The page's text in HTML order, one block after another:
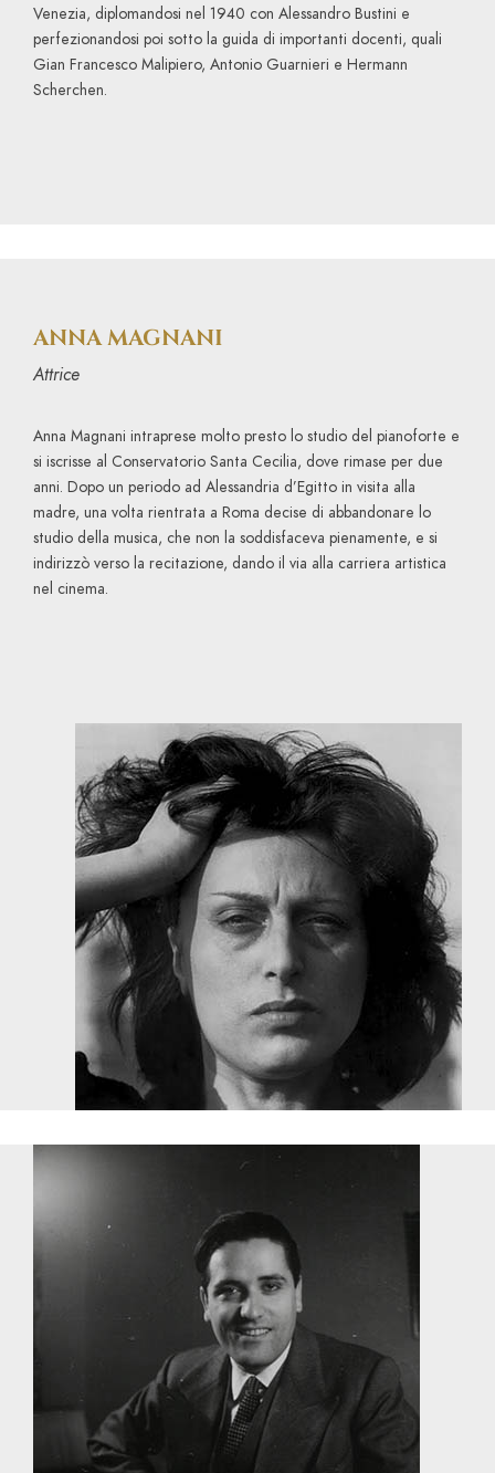
Venezia, diplomandosi nel 1940 con Alessandro Bustini e
perfezionandosi poi sotto la guida di importanti docenti, quali
Gian Francesco Malipiero, Antonio Guarnieri e Hermann
Scherchen.
ANNA MAGNANI
Attrice
Anna Magnani intraprese molto presto lo studio del pianoforte e
si iscrisse al Conservatorio Santa Cecilia, dove rimase per due
anni. Dopo un periodo ad Alessandria d’Egitto in visita alla
madre, una volta rientrata a Roma decise di abbandonare lo
studio della musica, che non la soddisfaceva pienamente, e si
indirizzò verso la recitazione, dando il via alla carriera artistica
nel cinema.